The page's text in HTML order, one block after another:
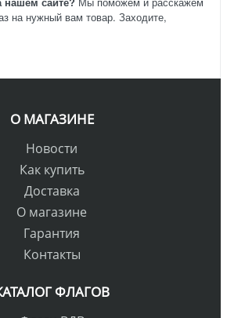
на нужный вам товар. Заходите,
О МАГАЗИНЕ
Новости
Как купить
Доставка
О магазине
Гарантия
Контакты
ФЛАГОВ